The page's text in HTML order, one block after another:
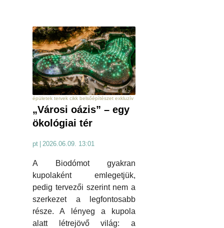
épületek tervek cikk belsőépítészet exkluzív
„Városi oázis” – egy
ökológiai tér
pt 2026.06.09. 13:01
A Biodómot gyakran
kupolaként emlegetjük,
pedig tervezői szerint nem a
szerkezet a legfontosabb
része. A lényeg a kupola
alatt létrejövő világ: a